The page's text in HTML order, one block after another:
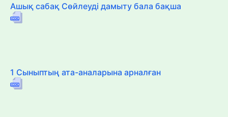
Ашық сабақ Сөйлеуді дамыту бала бақша
1 Сыныптың ата-аналарына арналған